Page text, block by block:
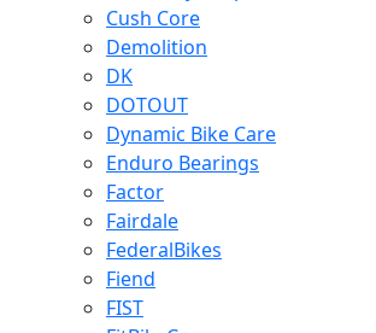
Cush Core
Demolition
DK
DOTOUT
Dynamic Bike Care
Enduro Bearings
Factor
Fairdale
FederalBikes
Fiend
FIST